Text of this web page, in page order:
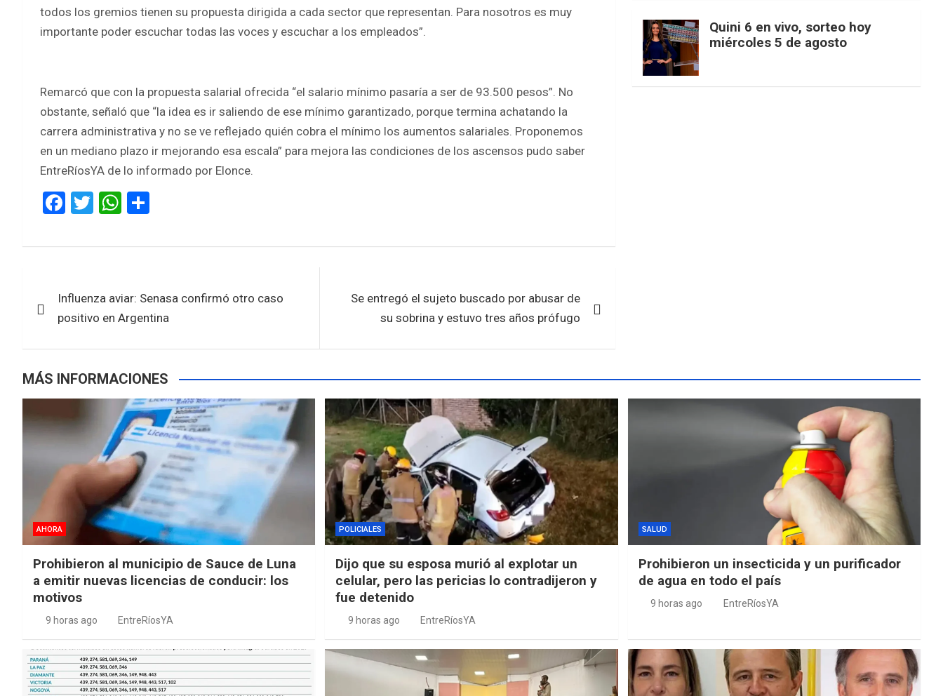
todos los gremios tienen su propuesta dirigida a cada sector que representan. Para nosotros es muy
importante poder escuchar todas las voces y escuchar a los empleados”.
Remarcó que con la propuesta salarial ofrecida “el salario mínimo pasaría a ser de 93.500 pesos”. No
obstante, señaló que “la idea es ir saliendo de ese mínimo garantizado, porque termina achatando la
carrera administrativa y no se ve reflejado quién cobra el mínimo los aumentos salariales. Proponemos
en un mediano plazo ir mejorando esa escala” para mejora las condiciones de los ascensos pudo saber
EntreRíosYA de lo informado por Elonce.
F
ce
o
o
T
tt
W
at
A
p
ar
de
Influenza aviar: Senasa confirmó otro caso
positivo en Argentina
Se entregó el sujeto buscado por abusar de
su sobrina y estuvo tres años prófugo
Quini 6 en vivo, sorteo hoy
miércoles 5 de agosto
MÁS INFORMACIONES
AHORA
Prohibieron al municipio de Sauce de Luna
a emitir nuevas licencias de conducir: los
motivos
9 horas ago EntreRíosYA
POLICIALES
Dijo que su esposa murió al explotar un
celular, pero las pericias lo contradijeron y
fue detenido
9 horas ago EntreRíosYA
SALUD
Prohibieron un insecticida y un purificador
de agua en todo el país
9 horas ago EntreRíosYA